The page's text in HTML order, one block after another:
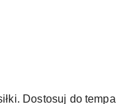
Dostosuj do tempa